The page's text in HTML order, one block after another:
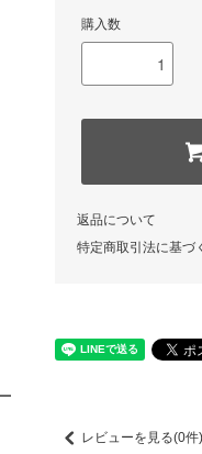
購入数
返品について
特定商取引法に基づ
レビューを見る(0件)